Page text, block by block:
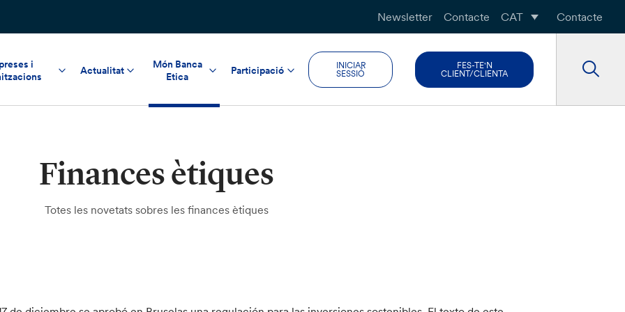
Newsletter Contacte CAT Contacte
i
Actualitat
Món Banca
Etica
Participació
INICIAR
SESSIÓ
FES-TE'N
CLIENT/CLIENTA
Finances ètiques
Totes les novetats sobres les finances ètiques